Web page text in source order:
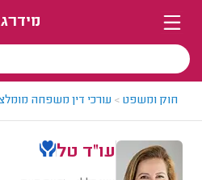
מידרג
חוק ומשפט > עורכי דין משפחה
עו"ד טל